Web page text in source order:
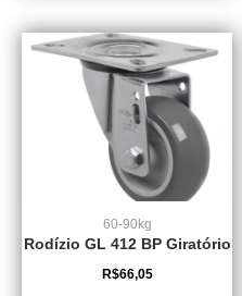
60-90kg
Rodízio GL 412 BP Giratório
R$66,05